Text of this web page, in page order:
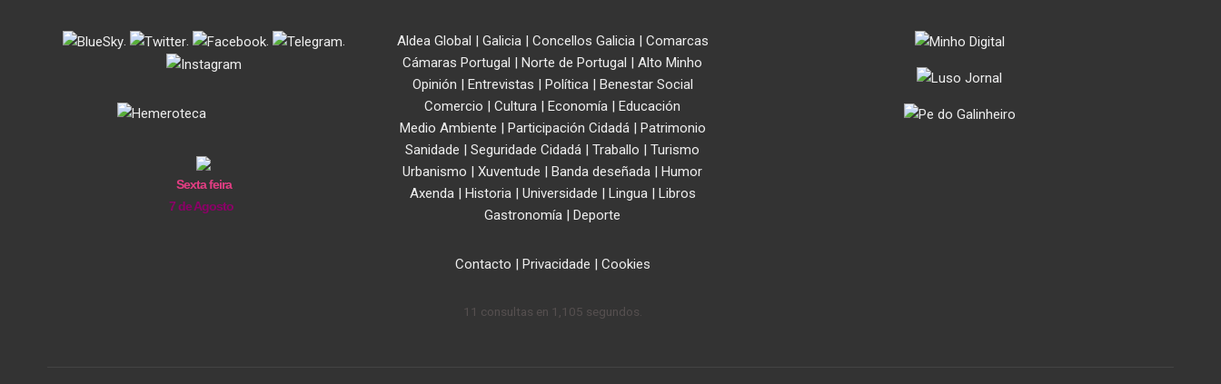
. . . .
Sexta feira
7 de Agosto
Aldea Global | Galicia| Concellos Galicia| Comarcas
Cámaras Portugal | Norte de Portugal | Alto Minho
Opinión | Entrevistas | Política| Benestar Social
Comercio | Cultura | Economía | Educación
Medio Ambiente | Participación Cidadá| Patrimonio
Sanidade | Seguridade Cidadá | Traballo | Turismo
Urbanismo | Xuventude | Banda deseñada | Humor
Axenda| Historia| Universidade | Lingua| Libros
Gastronomía | Deporte
Contacto | Privacidade | Cookies
11 consultas en 1,105 segundos.